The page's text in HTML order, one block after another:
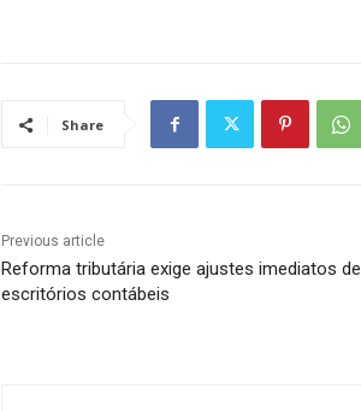
Share
Previous article
Reforma tributária exige ajustes imediatos de
escritórios contábeis